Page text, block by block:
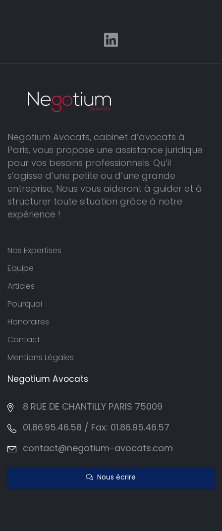
Negotium Avocats, cabinet d’avocats à
Paris, vous propose une assistance juridique
pour vos besoins professionnels. Qu’il
s’agisse d’une petite ou d’une grande
entreprise, Nous vous aideront à guider et à
structurer toute situation grâce à notre
expérience !
Nos Expertises
Equipe
Articles
Pourquoi
Honoraires
Contact
Mentions Légales
Negotium Avocats
8 RUE DE CHANTILLY PARIS 75009
01.86.95.46.58 / Fax: 01.86.95.46.57
contact@negotium-avocats.com
Nous écrire